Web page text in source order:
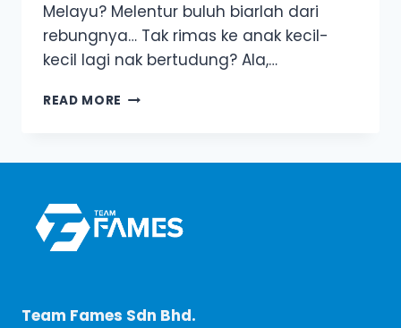
Melayu? Melentur buluh biarlah dari
rebungnya… Tak rimas ke anak kecil-
kecil lagi nak bertudung? Ala,…
READ MORE 3
Team Fames Sdn Bhd.